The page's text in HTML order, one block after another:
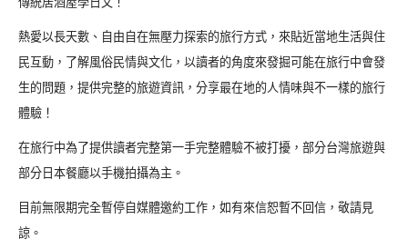
熱愛以長天數、自由自在無壓力探索的旅行方式，來貼近當地生活與住
民互動，了解風俗民情與文化，以讀者的角度來發掘可能在旅行中會發
生的問題，提供完整的旅遊資訊，分享最在地的人情味與不一樣的旅行
體驗！
在旅行中為了提供讀者完整第一手完整體驗不被打擾，部分台灣旅遊與
部分日本餐廳以手機拍攝為主。
目前無限期完全暫停自媒體邀約工作，如有來信恕暫不回信，敬請見
諒。